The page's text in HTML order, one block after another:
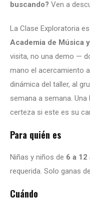
buscando? Ven a
La Clase Exploratoria
Academia de Música
visita, no una demo —
mano el acercamiento
dinámica del taller, al
semana a semana.
certeza si este es su
Para quién es
Niñas y niños de 6 a 12
requerida. Solo ganas
Cuándo